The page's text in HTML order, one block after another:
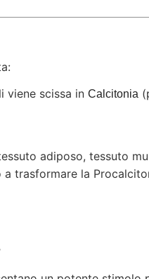
viene scissa in Calcitonia
adiposo, tessuto
trasformare la